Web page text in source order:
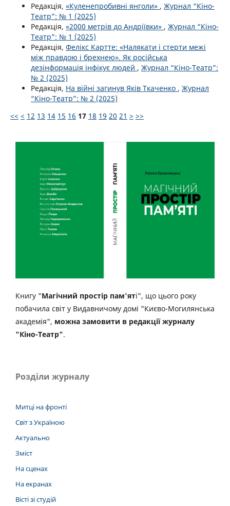
Редакція, «Куленепробивні янголи» , Журнал “Кіно-
Театр”: № 1 (2025)
Редакція, «2000 метрів до Андріївки» , Журнал “Кіно-
Театр”: № 1 (2025)
Редакція, Фелікс Картте: «Налякати і стерти межі
між правдою і брехнею». Як російська
дезінформація інфікує людей , Журнал “Кіно-Театр”:
№ 2 (2025)
Редакція, На війні загинув Яків Ткаченко , Журнал
“Кіно-Театр”: № 2 (2025)
<< < 12 13 14 15 16 17 18 19 20 21 > >>
Книгу "Магічний простір пам'яті", що цього року
побачила світ у Видавничому домі "Києво-Могилянська
академія", можна замовити в редакції журналу
"Кіно-Театр".
Розділи журналу
Митці на фронті
Світ з Україною
Актуально
Зміст
На сценах
На екранах
Вісті зі студій